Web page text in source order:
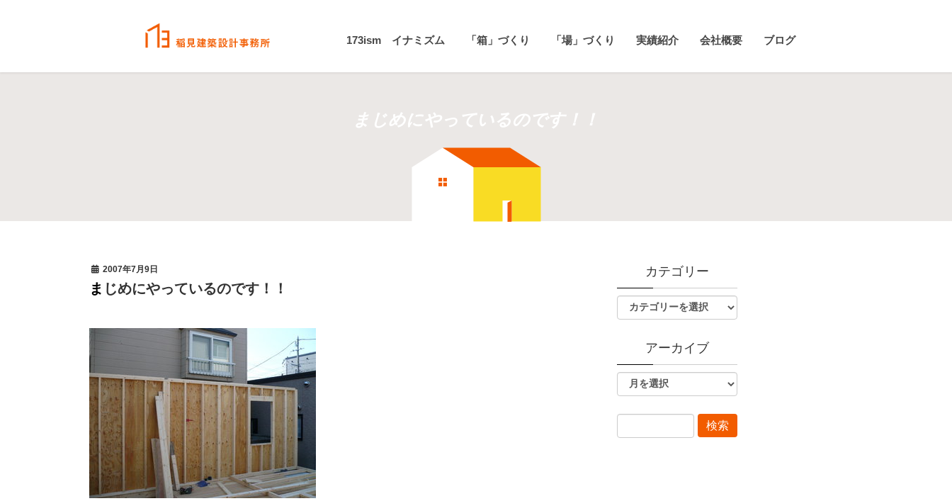
173ism イナミズム 「箱」づくり 「場」づくり 実績紹介 会社概要 ブログ
まじめにやっているのです！！
2007年7月9日
まじめにやっているのです！！
カテゴリー
アーカイブ